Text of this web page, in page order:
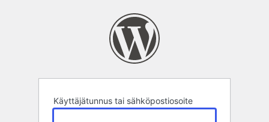
Käyttäjätunnus tai sähköpostiosoite